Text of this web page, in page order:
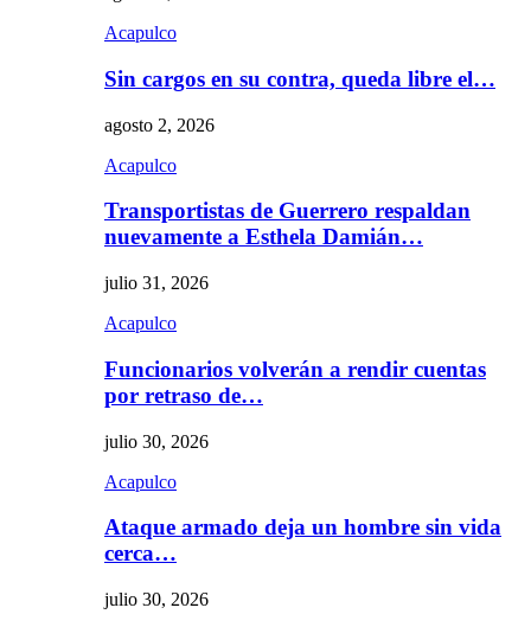
Acapulco
Sin cargos en su contra, queda libre el…
agosto 2, 2026
Acapulco
Transportistas de Guerrero respaldan
nuevamente a Esthela Damián…
julio 31, 2026
Acapulco
Funcionarios volverán a rendir cuentas
por retraso de…
julio 30, 2026
Acapulco
Ataque armado deja un hombre sin vida
cerca…
julio 30, 2026